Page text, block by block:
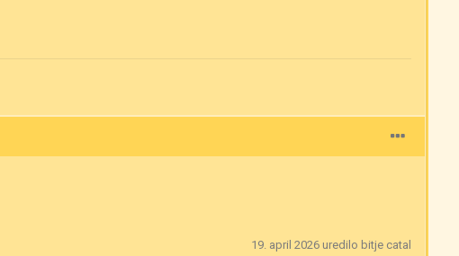
19. april 2026 uredilo bitje catal